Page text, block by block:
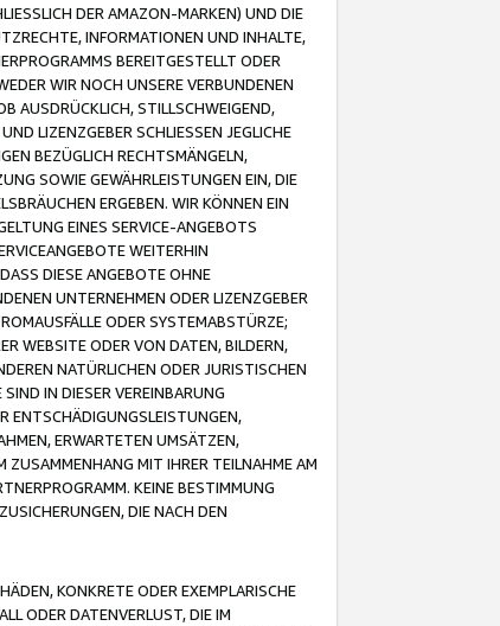
DER AMAZON-MARKEN) UND DIE
INFORMATIONEN UND INHALTE,
BEREITGESTELLT ODER
WIR NOCH UNSERE VERBUNDENEN
AUSDRÜCKLICH, STILLSCHWEIGEND,
LIZENZGEBER SCHLIESSEN JEGLICHE
BEZÜGLICH RECHTSMÄNGELN,
SOWIE GEWÄHRLEISTUNGEN EIN, DIE
ERGEBEN. WIR KÖNNEN EIN
EINES SERVICE-ANGEBOTS
WEITERHIN
DIESE ANGEBOTE OHNE
UNTERNEHMEN ODER LIZENZGEBER
ODER SYSTEMABSTÜRZE;
WEBSITE ODER VON DATEN, BILDERN,
NATÜRLICHEN ODER JURISTISCHEN
IN DIESER VEREINBARUNG
ENTSCHÄDIGUNGSLEISTUNGEN,
ERWARTETEN UMSÄTZEN,
ZUSAMMENHANG MIT IHRER TEILNAHME AM
KEINE BESTIMMUNG
DIE NACH DEN
KONKRETE ODER EXEMPLARISCHE
ODER DATENVERLUST, DIE IM